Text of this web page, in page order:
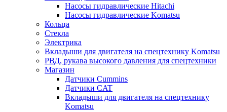
Насосы гидравлические Hitachi
Насосы гидравлические Komatsu
Кольца
Стекла
Электрика
Вкладыши для двигателя на спецтехнику Komatsu
РВД, рукава высокого давления для спецтехники
Магазин
Датчики Cummins
Датчики CAT
Вкладыши для двигателя на спецтехнику
Komatsu